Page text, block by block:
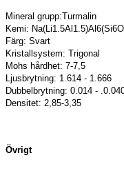
Mineral grupp:Turmalin
Kemi:
Färg: Svart
Kristallsystem: Trigonal
Mohs hårdhet: 7-7,5
Ljusbrytning: 1.614 - 1.666
Dubbelbrytning: 0.014 -
Densitet: 2,85-3,35
Övrigt